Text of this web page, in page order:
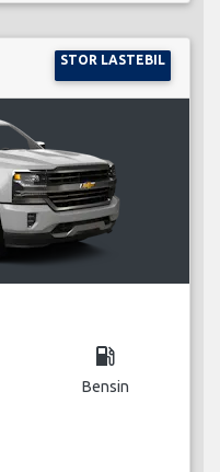
STOR LASTEBIL
local_gas_station
Bensin